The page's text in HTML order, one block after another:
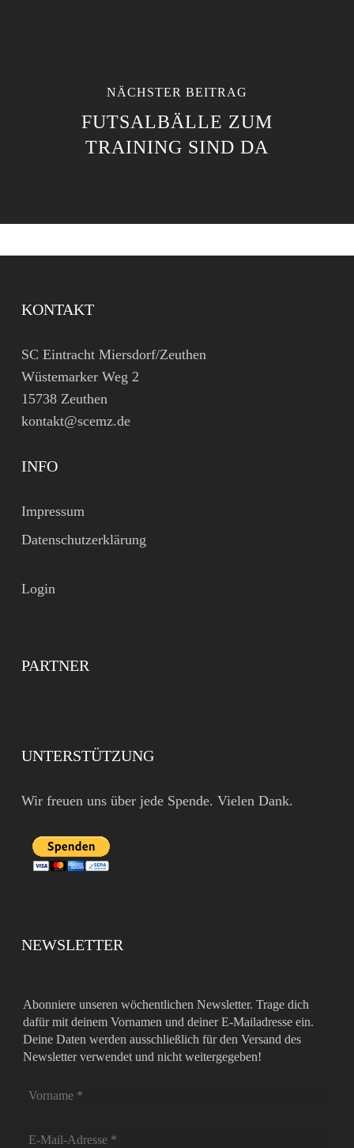
NÄCHSTER BEITRAG
FUTSALBÄLLE ZUM
TRAINING SIND DA
KONTAKT
SC Eintracht Miersdorf/Zeuthen
Wüstemarker Weg 2
15738 Zeuthen
kontakt@scemz.de
INFO
Impressum
Datenschutzerklärung
Login
PARTNER
UNTERSTÜTZUNG
Wir freuen uns über jede Spende. Vielen Dank.
NEWSLETTER
Abonniere unseren wöchentlichen Newsletter. Trage dich
dafür mit deinem Vornamen und deiner E-Mailadresse ein.
Deine Daten werden ausschließlich für den Versand des
Newsletter verwendet und nicht weitergegeben!